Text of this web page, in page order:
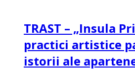
TRAST – „Insula
practici artistice
istorii ale